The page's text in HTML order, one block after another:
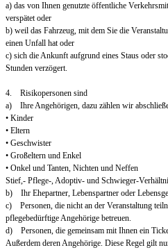
a) das von Ihnen genutzte öffentliche
verspätet oder
b) weil das Fahrzeug, mit dem Sie die
einen Unfall hat oder
c) sich die Ankunft aufgrund eines Staus oder
Stunden verzögert.
4. Risikopersonen sind
a) Ihre Angehörigen, dazu zählen wir
• Kinder
• Eltern
• Geschwister
• Großeltern und Enkel
• Onkel und Tanten, Nichten und Neffen
Stief,- Pflege-, Adoptiv- und Schwieger-
b) Ihr Ehepartner, Lebenspartner oder
c) Personen, die nicht an der Veranstaltung
pflegebedürftige Angehörige betreuen.
d) Personen, die gemeinsam mit Ihnen ein
Außerdem deren Angehörige. Diese Regel gilt